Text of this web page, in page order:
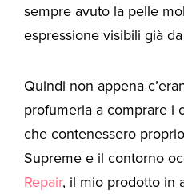
sempre avuto la pelle
espressione visibili già
Quindi non appena
profumeria a comprare i
che contenessero
Supreme e il contorno
Repair, il mio prodotto in